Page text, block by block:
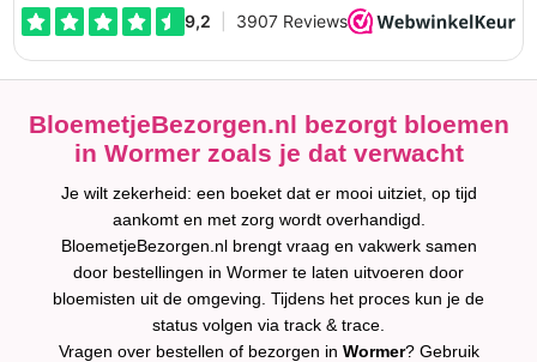
BloemetjeBezorgen.nl bezorgt bloemen
in Wormer zoals je dat verwacht
Je wilt zekerheid: een boeket dat er mooi uitziet, op tijd
aankomt en met zorg wordt overhandigd.
BloemetjeBezorgen.nl brengt vraag en vakwerk samen
door bestellingen in Wormer te laten uitvoeren door
bloemisten uit de omgeving. Tijdens het proces kun je de
status volgen via track & trace.
Vragen over bestellen of bezorgen in Wormer? Gebruik